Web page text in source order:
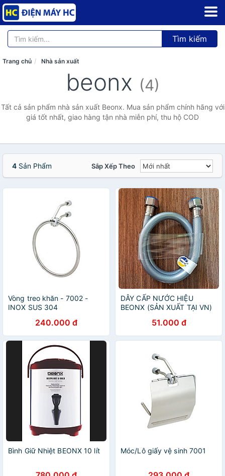
Tìm kiếm
Trang chủ Nhà sản xuất
beonx (4)
Tất cả sản phẩm nhà sản xuất Beonx. Mua sản phẩm chính hãng với
giá tốt nhất, giao hàng tận nhà miễn phí, thu hộ COD
4 Sản Phẩm Sắp Xếp Theo
Vòng treo khăn - 7002 -
INOX SUS 304
240.000 đ
DÂY CẤP NƯỚC HIỆU
BEONX (SẢN XUẤT TẠI VN)
51.000 đ
Bình Giữ Nhiệt BEONX 10 lít Móc/Lô giấy vệ sinh 7001